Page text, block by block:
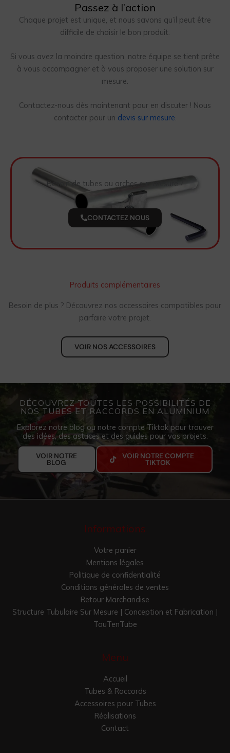
Passez à l’action
Chaque projet est unique, et nous savons qu’il peut être
difficile de choisir le bon produit.
Si vous avez la moindre question, notre équipe se tient prête
à vous accompagner et à vous proposer une solution sur
mesure.
Contactez-nous dès maintenant pour en discuter ! Nous
contacter pour un devis sur mesure.
Besoin de tubes ou arches sur-mesure ?
CONTACTEZ NOUS
Produits complémentaires
Besoin de plus ? Découvrez nos accessoires compatibles pour
parfaire votre projet.
VOIR NOS ACCESSOIRES
DÉCOUVREZ TOUTES LES POSSIBILITÉS DE
NOS TUBES ET RACCORDS EN ALUMINIUM
Explorez notre blog ou notre compte Tiktok pour trouver
des idées, des astuces et des guides pour vos projets.
VOIR NOTRE
BLOG
VOIR NOTRE COMPTE
TIKTOK
Informations
Votre panier
Mentions légales
Politique de confidentialité
Conditions générales de ventes
Retour Marchandise
Structure Tubulaire Sur Mesure | Conception et Fabrication |
TouTenTube
Menu
Accueil
Tubes & Raccords
Accessoires pour Tubes
Réalisations
Contact